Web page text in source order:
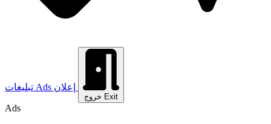
تبلیغات Ads
خروج Exit
Ads